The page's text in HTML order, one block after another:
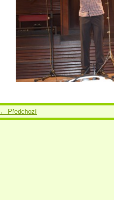
← Předchozí